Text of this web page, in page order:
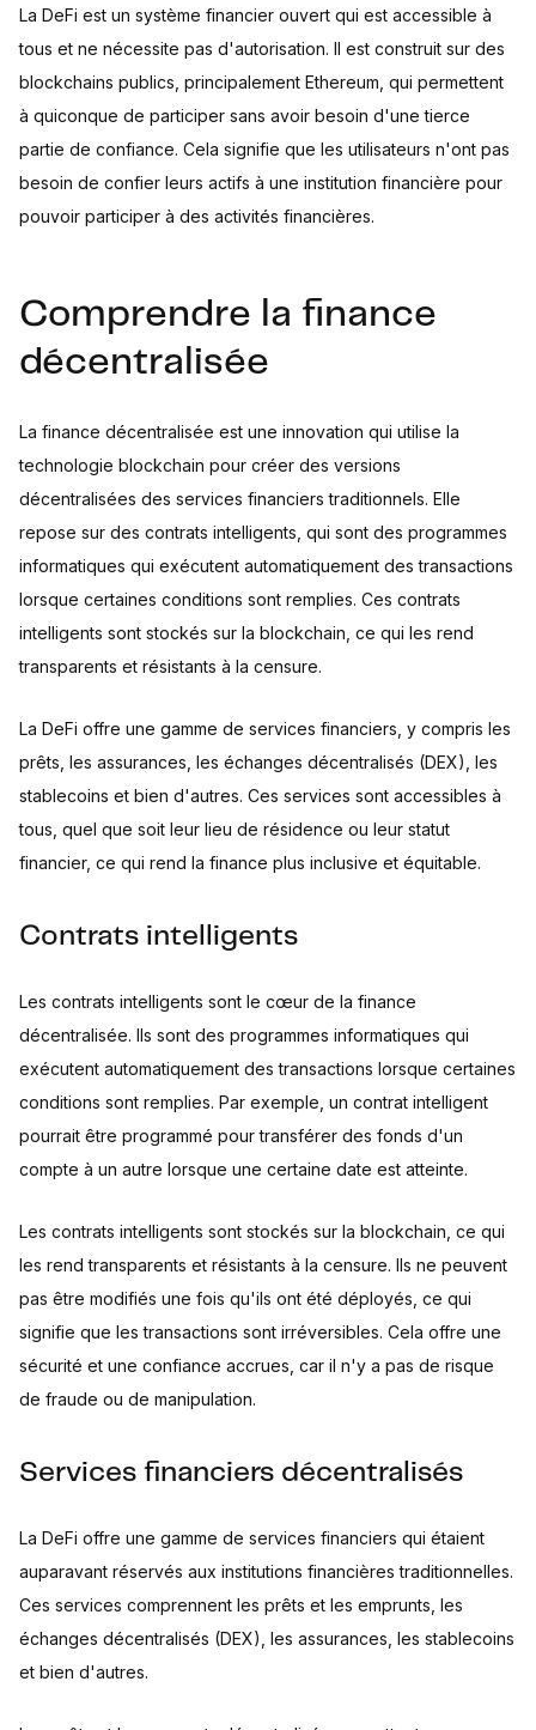
La DeFi est un système financier ouvert qui est accessible à
tous et ne nécessite pas d'autorisation. Il est construit sur des
blockchains publics, principalement Ethereum, qui permettent
à quiconque de participer sans avoir besoin d'une tierce
partie de confiance. Cela signifie que les utilisateurs n'ont pas
besoin de confier leurs actifs à une institution financière pour
pouvoir participer à des activités financières.
Comprendre la finance
décentralisée
La finance décentralisée est une innovation qui utilise la
technologie blockchain pour créer des versions
décentralisées des services financiers traditionnels. Elle
repose sur des contrats intelligents, qui sont des programmes
informatiques qui exécutent automatiquement des transactions
lorsque certaines conditions sont remplies. Ces contrats
intelligents sont stockés sur la blockchain, ce qui les rend
transparents et résistants à la censure.
La DeFi offre une gamme de services financiers, y compris les
prêts, les assurances, les échanges décentralisés (DEX), les
stablecoins et bien d'autres. Ces services sont accessibles à
tous, quel que soit leur lieu de résidence ou leur statut
financier, ce qui rend la finance plus inclusive et équitable.
Contrats intelligents
Les contrats intelligents sont le cœur de la finance
décentralisée. Ils sont des programmes informatiques qui
exécutent automatiquement des transactions lorsque certaines
conditions sont remplies. Par exemple, un contrat intelligent
pourrait être programmé pour transférer des fonds d'un
compte à un autre lorsque une certaine date est atteinte.
Les contrats intelligents sont stockés sur la blockchain, ce qui
les rend transparents et résistants à la censure. Ils ne peuvent
pas être modifiés une fois qu'ils ont été déployés, ce qui
signifie que les transactions sont irréversibles. Cela offre une
sécurité et une confiance accrues, car il n'y a pas de risque
de fraude ou de manipulation.
Services financiers décentralisés
La DeFi offre une gamme de services financiers qui étaient
auparavant réservés aux institutions financières traditionnelles.
Ces services comprennent les prêts et les emprunts, les
échanges décentralisés (DEX), les assurances, les stablecoins
et bien d'autres.